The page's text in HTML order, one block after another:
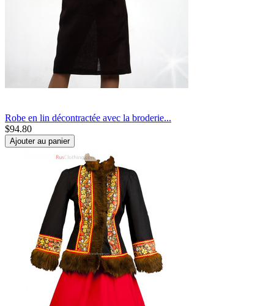
Robe en lin décontractée avec la broderie...
$94.80
Ajouter au panier